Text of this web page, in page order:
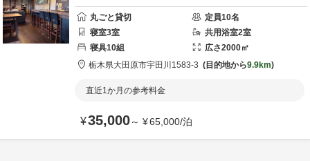
丸ごと貸切 定員10名
寝室3室 共用浴室2室
寝具10組 広さ2000㎡
栃木県大田原市宇田川 1583-3 目的地から9.9km
直近1か月の参考料金
¥35,000～ ¥65,000/泊